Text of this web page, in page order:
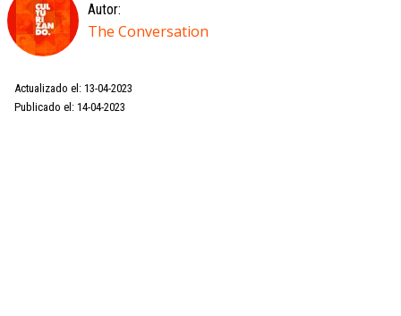
Autor:
The Conversation
Actualizado el: 13-04-2023
Publicado el: 14-04-2023